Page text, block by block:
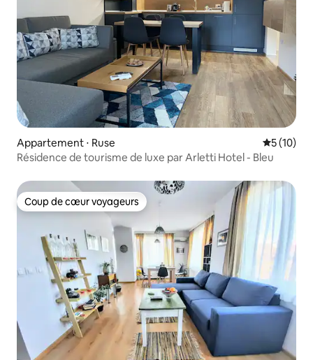
Appartement ⋅ Ruse
5 (10)
Résidence de tourisme de luxe par Arletti Hotel - Bleu
Coup de cœur voyageurs
Coup de cœur voyageurs